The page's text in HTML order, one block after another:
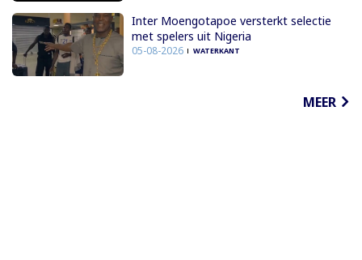
Inter Moengotapoe versterkt selectie
met spelers uit Nigeria
05-08-2026 WATERKANT
MEER